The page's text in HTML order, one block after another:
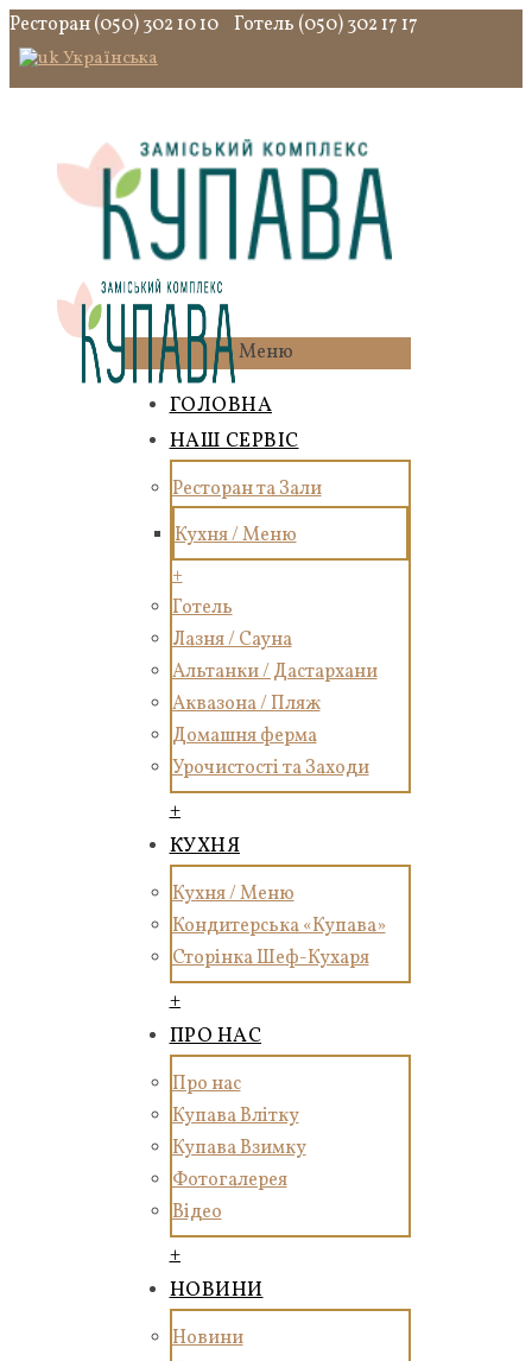
Ресторан (050) 302 10 10 Готель (050) 302 17 17
Українська
Меню
ГОЛОВНА
НАШ СЕРВІС
Ресторан та Зали
Кухня / Меню
+
Готель
Лазня / Сауна
Альтанки / Дастархани
Аквазона / Пляж
Домашня ферма
Урочистості та Заходи
+
КУХНЯ
Кухня / Меню
Кондитерська «Купава»
Сторінка Шеф-Кухаря
+
ПРО НАС
Про нас
Купава Влітку
Купава Взимку
Фотогалерея
Відео
+
НОВИНИ
Новини